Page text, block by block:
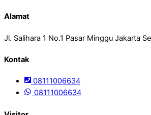
Alamat
Jl. Salihara 1 No.1 Pasar Minggu Jakarta
Kontak
08111006634
08111006634